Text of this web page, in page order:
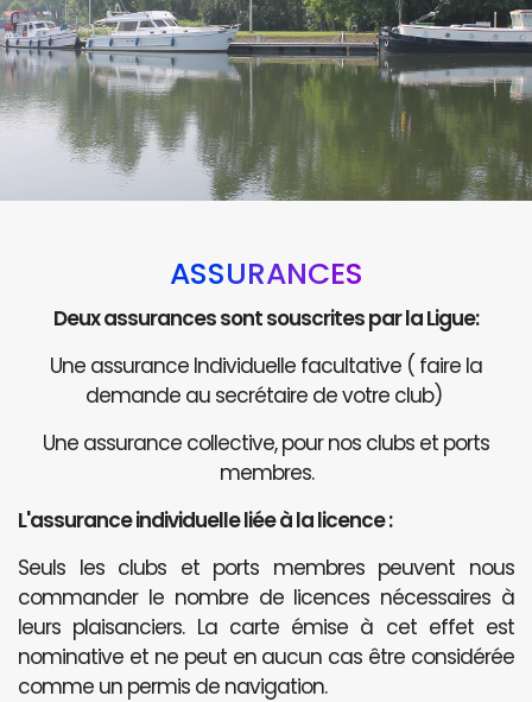
ASSURANCES
Deux assurances sont souscrites par la Ligue:
Une assurance Individuelle facultative ( faire la
demande au secrétaire de votre club)
Une assurance collective, pour nos clubs et ports
membres.
L'assurance individuelle liée à la licence :
Seuls les clubs et ports membres peuvent nous
commander le nombre de licences nécessaires à
leurs plaisanciers. La carte émise à cet effet est
nominative et ne peut en aucun cas être considérée
comme un permis de navigation.